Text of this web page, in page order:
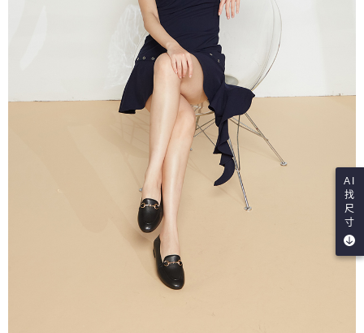
AI
找
尺
寸